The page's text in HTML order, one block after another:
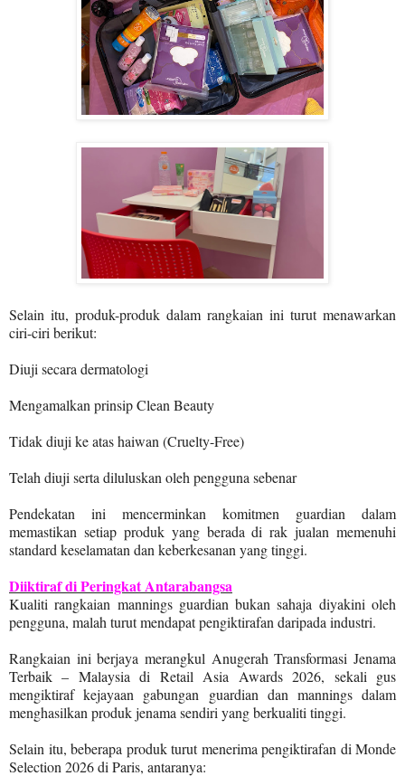
Selain itu, produk-produk dalam rangkaian ini turut menawarkan
ciri-ciri berikut:
Diuji secara dermatologi
Mengamalkan prinsip Clean Beauty
Tidak diuji ke atas haiwan (Cruelty-Free)
Telah diuji serta diluluskan oleh pengguna sebenar
Pendekatan ini mencerminkan komitmen guardian dalam
memastikan setiap produk yang berada di rak jualan memenuhi
standard keselamatan dan keberkesanan yang tinggi.
Diiktiraf di Peringkat Antarabangsa
Kualiti rangkaian mannings guardian bukan sahaja diyakini oleh
pengguna, malah turut mendapat pengiktirafan daripada industri.
Rangkaian ini berjaya merangkul Anugerah Transformasi Jenama
Terbaik – Malaysia di Retail Asia Awards 2026, sekali gus
mengiktiraf kejayaan gabungan guardian dan mannings dalam
menghasilkan produk jenama sendiri yang berkualiti tinggi.
Selain itu, beberapa produk turut menerima pengiktirafan di Monde
Selection 2026 di Paris, antaranya: